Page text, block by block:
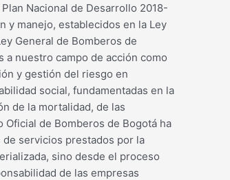
Nacional de Desarrollo 2018-
y manejo, establecidos en la Ley
General de Bomberos de
a nuestro campo de acción como
y gestión del riesgo en
social, fundamentadas en la
de la mortalidad, de las
de Bomberos de Bogotá ha
servicios prestados por la
sino desde el proceso
de las empresas